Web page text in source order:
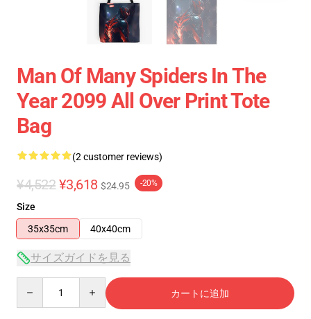
Man Of Many Spiders In The
Year 2099 All Over Print Tote
Bag
(2 customer reviews)
¥4,522 ¥3,618 $24.95 -20%
Size
35x35cm
40x40cm
サイズガイドを見る
カートに追加